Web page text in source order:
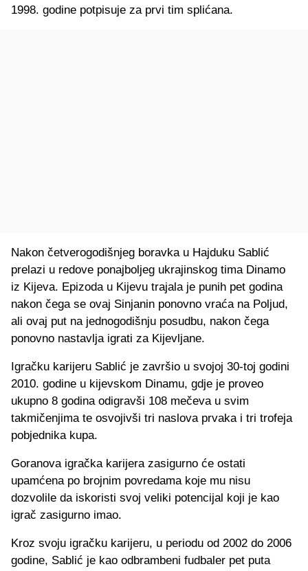
1998. godine potpisuje za prvi tim splićana.
Nakon četverogodišnjeg boravka u Hajduku Sablić
prelazi u redove ponajboljeg ukrajinskog tima Dinamo
iz Kijeva. Epizoda u Kijevu trajala je punih pet godina
nakon čega se ovaj Sinjanin ponovno vraća na Poljud,
ali ovaj put na jednogodišnju posudbu, nakon čega
ponovno nastavlja igrati za Kijevljane.
Igračku karijeru Sablić je završio u svojoj 30-toj godini
2010. godine u kijevskom Dinamu, gdje je proveo
ukupno 8 godina odigravši 108 mečeva u svim
takmičenjima te osvojivši tri naslova prvaka i tri trofeja
pobjednika kupa.
Goranova igračka karijera zasigurno će ostati
upamćena po brojnim povredama koje mu nisu
dozvolile da iskoristi svoj veliki potencijal koji je kao
igrač zasigurno imao.
Kroz svoju igračku karijeru, u periodu od 2002 do 2006
godine, Sablić je kao odbrambeni fudbaler pet puta